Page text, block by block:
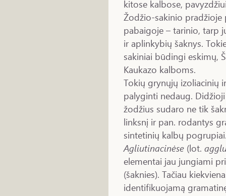
kitose kalbose,
Žodžio-sakinio pradžioje
pabaigoje – tarinio, tarp
ir aplinkybių šaknys.
sakiniai būdingi eskimų,
Kaukazo kalboms.
Tokių grynųjų izoliacinių
palyginti nedaug.
žodžius sudaro ne tik
linksnį ir pan. rodantys
sintetinių kalbų
Agliutinacinėse (lot.
elementai jau jungiami
(šaknies). Tačiau
identifikuojamą